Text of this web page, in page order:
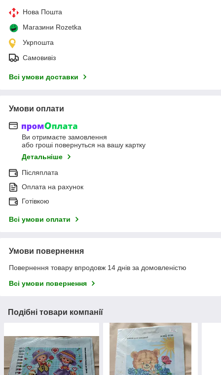
Нова Пошта
Магазини Rozetka
Укрпошта
Самовивіз
Всі умови доставки
Умови оплати
Ви отримаєте замовлення
або гроші повернуться на вашу картку
Детальніше
Післяплата
Оплата на рахунок
Готівкою
Всі умови оплати
Умови повернення
Повернення товару впродовж 14 днів за домовленістю
Всі умови повернення
Подібні товари компанії